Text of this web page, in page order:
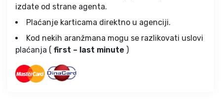
izdate od strane agenta.
Plaćanje karticama direktno u agenciji.
Kod nekih aranžmana mogu se razlikovati uslovi
plaćanja ( first – last minute )